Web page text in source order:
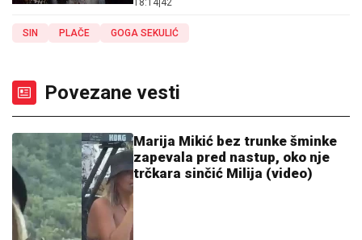
18:14 42
SIN PLAČE GOGA SEKULIĆ
Povezane vesti
Marija Mikić bez trunke šminke
zapevala pred nastup, oko nje
trčkara sinčić Milija (video)